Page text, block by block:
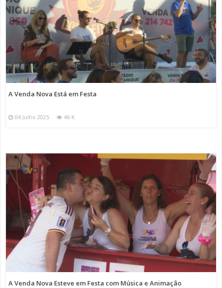
A Venda Nova Está em Festa
04 Julho 2025 46 K
A Venda Nova Esteve em Festa com Música e Animação